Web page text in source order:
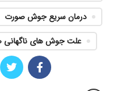
درمان سریع جوش صورت
علت جوش های